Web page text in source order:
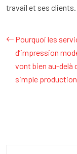
travail et ses clients.
Pourquoi les
d’impression
vont bien au-delà
simple production